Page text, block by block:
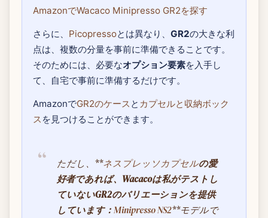
AmazonでWacaco Minipresso GR2を探す
さらに、 Picopressoとは異なり、 GR2の大きな利
点は、複数の分量を事前に準備できることです。
そのためには、必要なオプション要素を入手し
て、自宅で事前に準備するだけです。
AmazonでGR2のケース と カプセルと収納ボック
ス を見つけることができます。
ただし、**ネスプレッソカプセルの愛
好者であれば、Wacacoは私がテストし
ていないGR2のバリエーションを提供
しています：Minipresso NS2**モデルで